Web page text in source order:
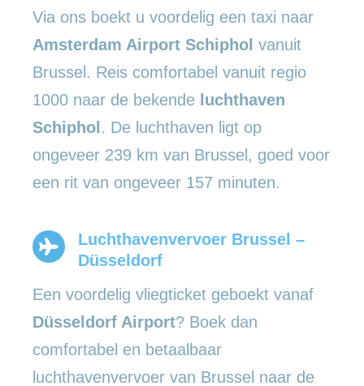
Via ons boekt u voordelig een taxi naar
Amsterdam Airport Schiphol vanuit
Brussel. Reis comfortabel vanuit regio
1000 naar de bekende luchthaven
Schiphol . De luchthaven ligt op
ongeveer 239 km van Brussel, goed voor
een rit van ongeveer 157 minuten.
Luchthavenvervoer Brussel –
Düsseldorf
Een voordelig vliegticket geboekt vanaf
Düsseldorf Airport? Boek dan
comfortabel en betaalbaar
luchthavenvervoer van Brussel naar de